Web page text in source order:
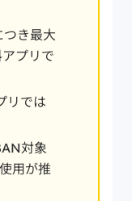
き最大
プリで
リでは
対象
用が推